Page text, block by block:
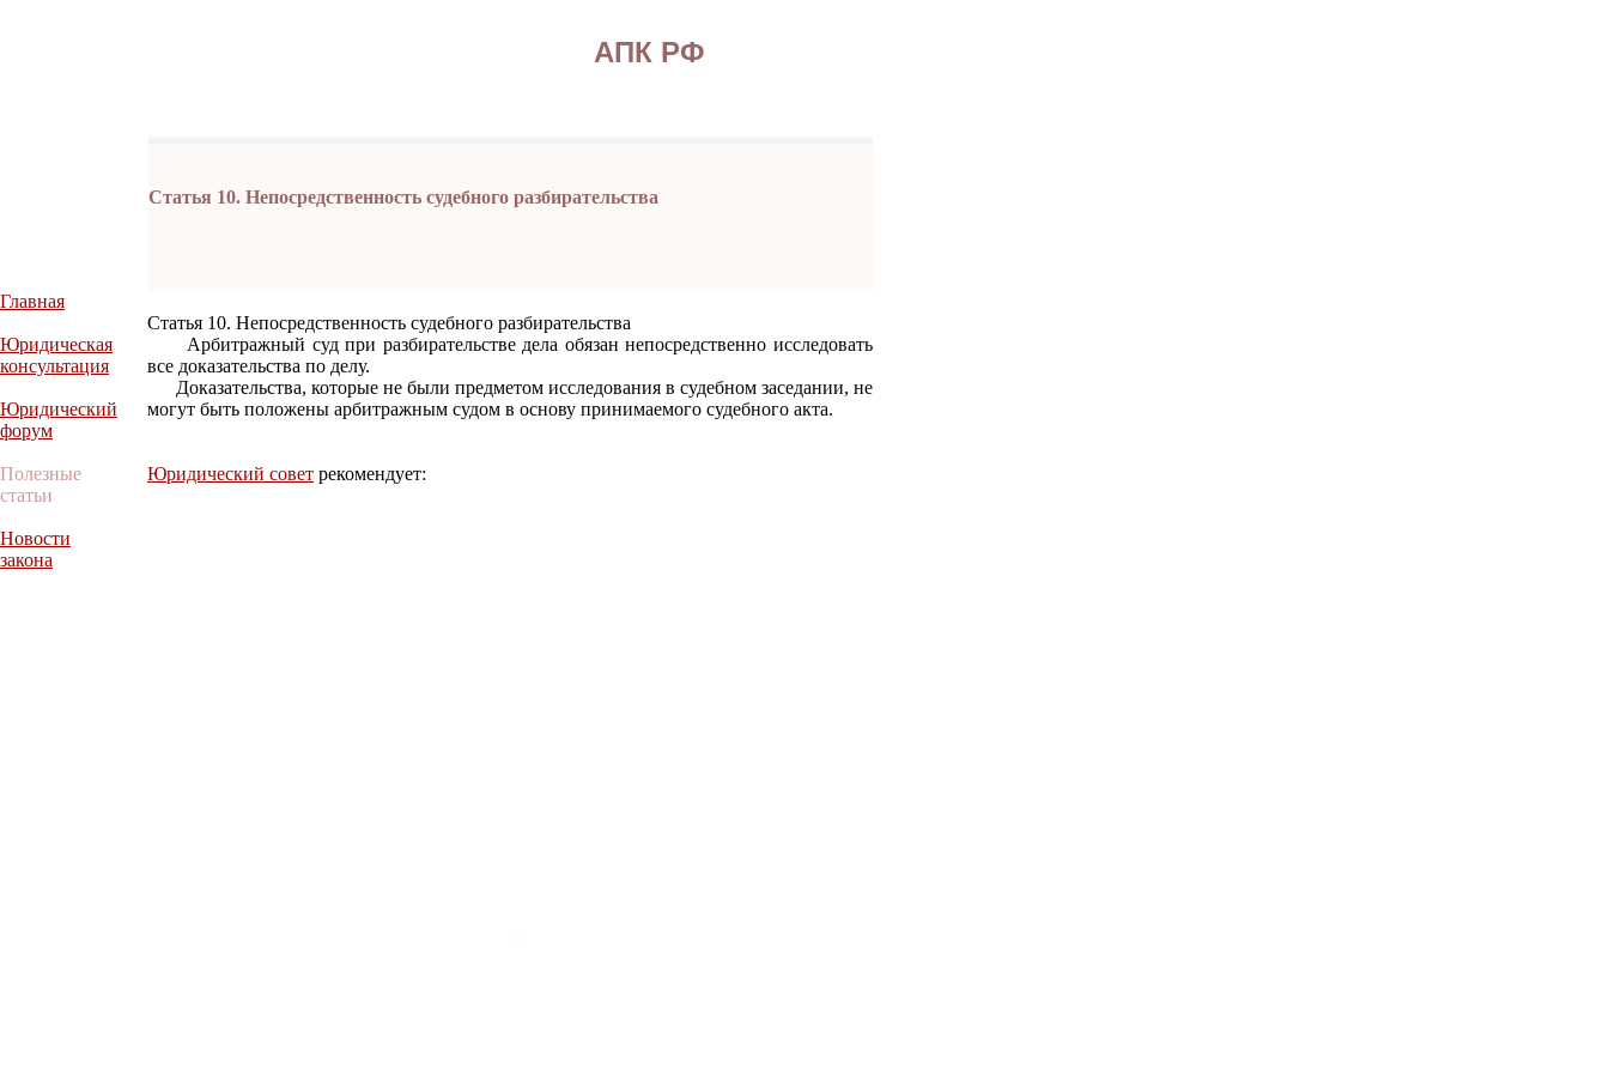
АПК РФ
Статья 10. Непосредственность судебного разбирательства
Главная
Юридическая
консультация
Юридический
форум
Полезные
статьи
Новости
закона
Статья 10. Непосредственность судебного разбирательства
Арбитражный суд при разбирательстве дела обязан непосредственно исследовать
все доказательства по делу.
Доказательства, которые не были предметом исследования в судебном заседании, не
могут быть положены арбитражным судом в основу принимаемого судебного акта.
Юридический совет рекомендует: